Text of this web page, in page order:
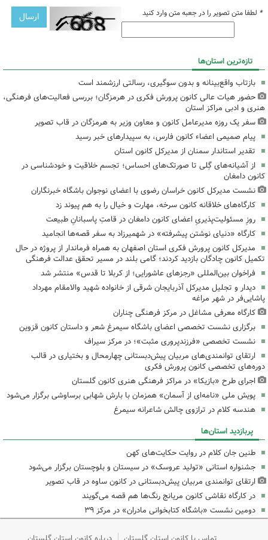
* لطفا متن تصویر را در جعبه متن وارد کنید
تازه‌ترین استان‌ها
بازتاب واقع‌بینانه و بدون سوگیری، رسالتی ارزشمند است
حضور هیات عالی کانون پرورش فکری در هرمزگان؛ بررسی فعالیت‌های فرهنگی،
هنری و ادبی مراکز استان
سفر یک روزه مدیرعامل کانون و معاون وزیر به هرمزگان در قاب تصویر
پیام صمیمی اعضاء کانون فارس، به سپیدارهای خبر رسید
تقدیر استاندار سمنان از مدیرکل کانون استان
از آشیانه‌های گِلی تا صورتک‌های احساس؛ تجسم خلاقیت و خودشناسی در
کانون دامغان
نشست مدیرکل کانون خراسان رضوی با اعضای نوجوان باشگاه خبرنگاران
کارگاه‌های خلاقانه کانون سرخه، مهارت و خیال را به هم پیوند زد
روزِ مسئولیت‌پذیریِ اعضای کانون دامغان در قامتِ پاسبانانِ طبیعت
کارگاه «دنیای نوشتن پیشرفته» در شهمیرزاد به سفر قصه‌ها انجامید
مدیرکل کانون پرورش فکری استان اصفهان به همراه فرماندار از پروژه در حال
تکمیل کانون چادگان بازدید کردند؛ گامی بلند در مسیر تحقق عدالت فرهنگی
فراخوان بین‌المللی «رجزهای عاشورایی؛ از کربلا تا قدس» منتشر شد
دیدار و تجلیل مدیرکل آذربایجان شرقی از خانواده شهید والامقام مهرداد
پاشایی‌فر در شهر مراغه
کارگاه معرفی مشاغل در مرکز فرهنگی چناران
برگزاری نشست تخصصی اعضای باشگاه سیمرغ شعر و داستان کانون قزوین
نشست تخصصی «فرزندپروری مثبت»؛ در مرکز سیراف
ارتقای توانمندی‌های مربیان پیش‌دبستانی چهارمحال و بختیاری در قالب
دوره‌های تخصصی کانون پرورش فکری
اجرای طرح «بازیکا» در مراکز فرهنگی هنری کانون گلستان
پویش ملی «نامه‌ای از آسمان» همزمان با بارش شهابی برساوشی برگزار می‌شود
هندسه کلام در ترازوی چالش شاعرانه سیمرغ
پربازدید استان‌ها
طنین جان کلام در روایت حکایت‌های کهن
جشنواره استانی «تولید عروسک» در سیستان و بلوچستان برگزار می‌شود
ارتقای توانمندی مربیان پیش‌دبستانی در کانون ساوه در قاب تصویر
در کارگاه نقاشی کانون مریانج رنگ‌ها هم قصه می‌گویند
دومین نشست «باشگاه کتابخوانی مادران» در مرکز ۳۹